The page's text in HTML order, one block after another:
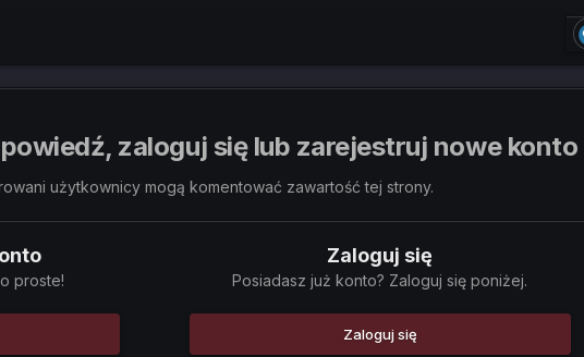
zaloguj się lub zarejestruj nowe konto
użytkownicy mogą komentować zawartość tej strony.
proste!
Zaloguj się
Posiadasz już konto? Zaloguj się poniżej.
Zaloguj się